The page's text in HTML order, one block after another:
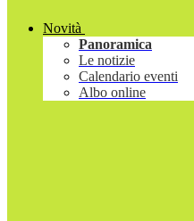
Novità
Panoramica
Le notizie
Calendario eventi
Albo online